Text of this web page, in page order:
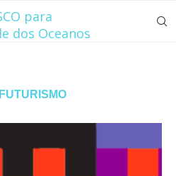
FUTURISMO